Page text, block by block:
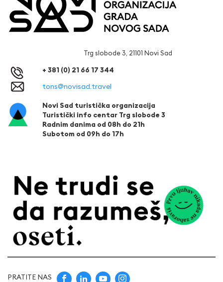
Trg slobode 3, 21101 Novi Sad
+ 381 (0) 21 66 17 344
tons@novisad.travel
Novi Sad turistička organizacija
Turistički info centar Trg slobode 3
Radnim danima od 08h do 21h
Subotom od 09h do 17h
PRATITE NAS